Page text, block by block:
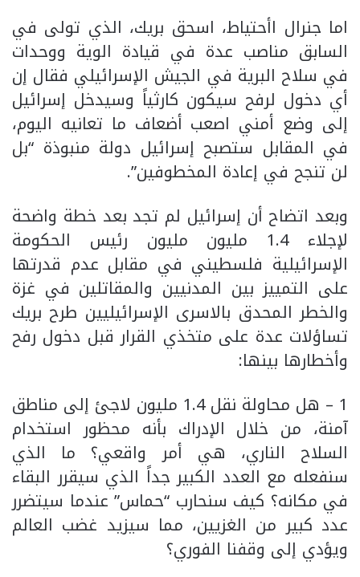
اما جنرال اأحتياط، اسحق بريك، الذي تولى في
السابق مناصب عدة في قيادة الوية ووحدات
في سلاح البرية في الجيش الإسرائيلي فقال إن
أي دخول لرفح سيكون كارثياً وسيدخل إسرائيل
إلى وضع أمني اصعب أضعاف ما تعانيه اليوم،
في المقابل ستصبح إسرائيل دولة منبوذة “بل
لن تنجح في إعادة المخطوفين”.
وبعد اتضاح أن إسرائيل لم تجد بعد خطة واضحة
لإجلاء 1.4 مليون مليون رئيس الحكومة
الإسرائيلية فلسطيني في مقابل عدم قدرتها
على التمييز بين المدنيين والمقاتلين في غزة
والخطر المحدق بالاسرى الإسرائيليين طرح بريك
تساؤلات عدة على متخذي القرار قبل دخول رفح
وأخطارها بينها:
1 – هل محاولة نقل 1.4 مليون لاجئ إلى مناطق
آمنة، من خلال الإدراك بأنه محظور استخدام
السلاح الناري، هي أمر واقعي؟ ما الذي
سنفعله مع العدد الكبير جداً الذي سيقرر البقاء
في مكانه؟ كيف سنحارب “حماس” عندما سيتضرر
عدد كبير من الغزيين، مما سيزيد غضب العالم
ويؤدي إلى وقفنا الفوري؟